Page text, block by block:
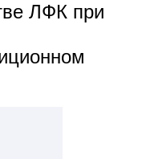
ЛФК при